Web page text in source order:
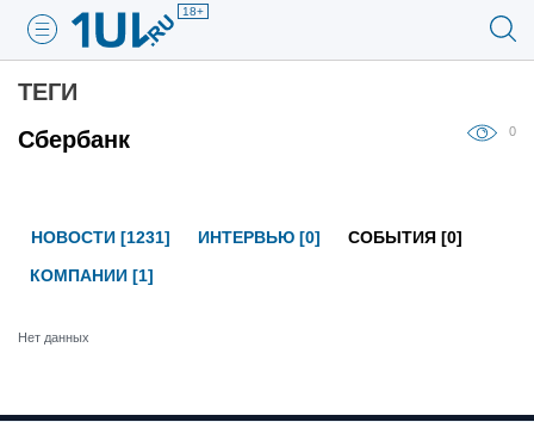
18+
ТЕГИ
Сбербанк
0
НОВОСТИ [1231] ИНТЕРВЬЮ [0]
СОБЫТИЯ [0]
КОМПАНИИ [1]
Нет данных